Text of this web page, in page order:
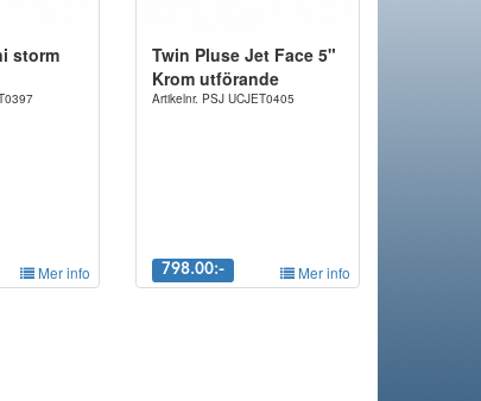
storm
Mer info
Twin Pluse Jet Face 5"
Krom utförande
Artikelnr. PSJ UCJET0405
798.00:- Mer info